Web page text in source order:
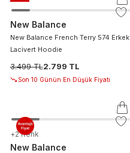
New Balance
New Balance French Terry 574 Erkek
Lacivert Hoodie
3.499 TL2.799 TL
Son 10 Günün En Düşük Fiyatı
+2 Renk
New Balance